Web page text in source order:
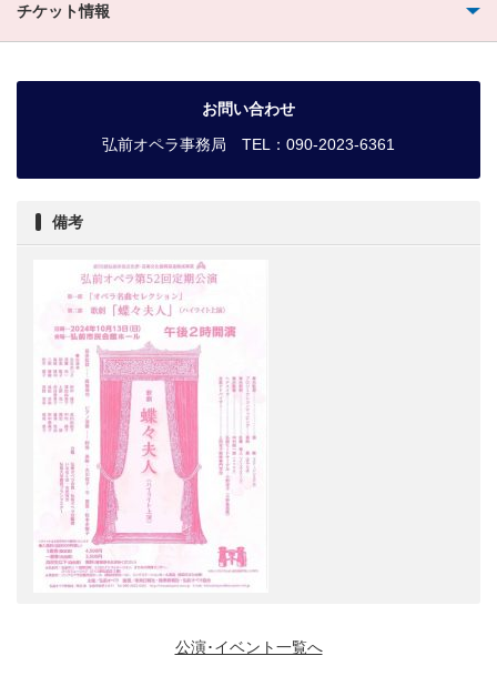
チケット情報
お問い合わせ
弘前オペラ事務局 TEL：090-2023-6361
備考
公演･イベント一覧へ